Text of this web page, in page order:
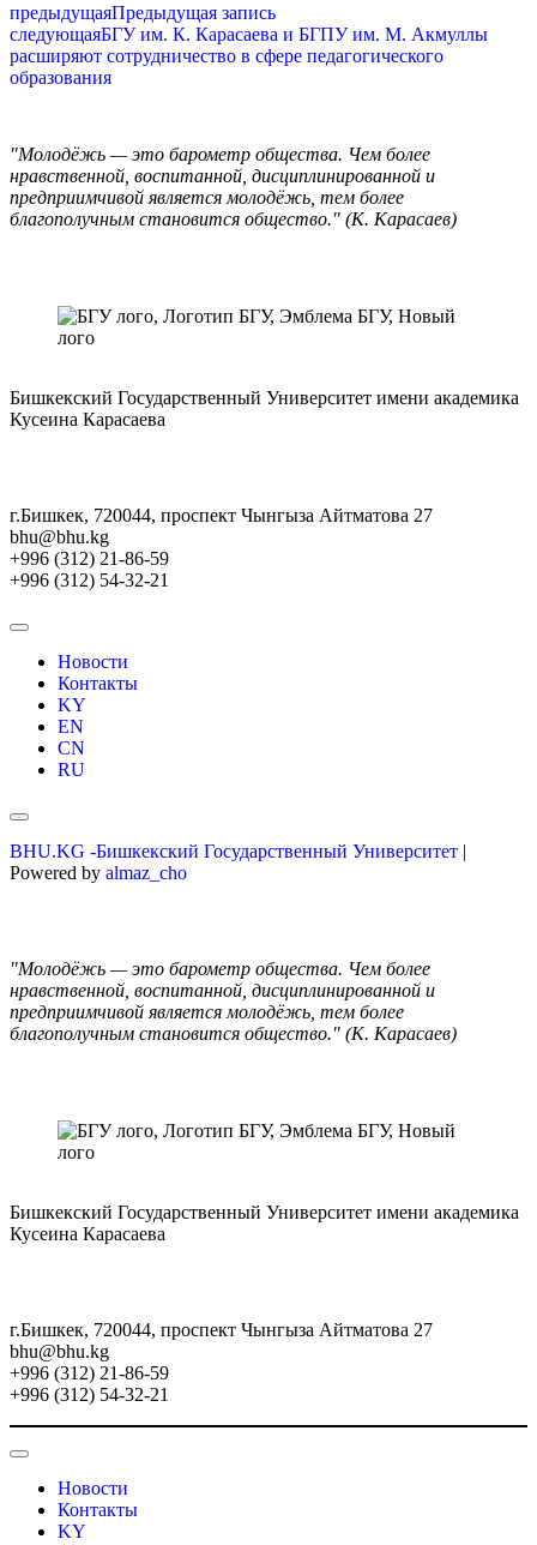
предыдущаяПредыдущая запись
следующаяБГУ им. К. Карасаева и БГПУ им. М. Акмуллы
расширяют сотрудничество в сфере педагогического
образования
"Молодёжь — это барометр общества. Чем более
нравственной, воспитанной, дисциплинированной и
предприимчивой является молодёжь, тем более
благополучным становится общество." (К. Карасаев)
Бишкекский Государственный Университет имени академика
Кусеина Карасаева
г.Бишкек, 720044, проспект Чынгыза Айтматова 27
bhu@bhu.kg
+996 (312) 21-86-59
+996 (312) 54-32-21
Новости
Контакты
KY
EN
CN
RU
BHU.KG -Бишкекский Государственный Университет |
Powered by almaz_cho
"Молодёжь — это барометр общества. Чем более
нравственной, воспитанной, дисциплинированной и
предприимчивой является молодёжь, тем более
благополучным становится общество." (К. Карасаев)
Бишкекский Государственный Университет имени академика
Кусеина Карасаева
г.Бишкек, 720044, проспект Чынгыза Айтматова 27
bhu@bhu.kg
+996 (312) 21-86-59
+996 (312) 54-32-21
Новости
Контакты
KY